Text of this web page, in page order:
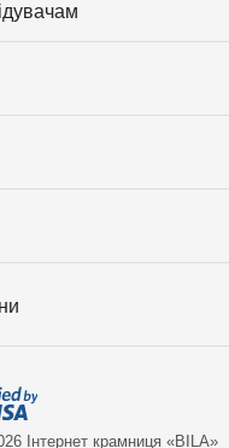
Інтернет крамниця «BILA»